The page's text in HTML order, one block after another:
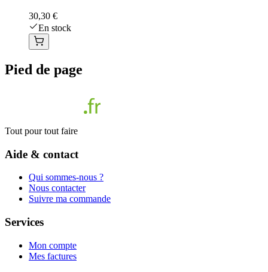
30,30 €
En stock
Pied de page
Tout pour tout faire
Aide & contact
Qui sommes-nous ?
Nous contacter
Suivre ma commande
Services
Mon compte
Mes factures